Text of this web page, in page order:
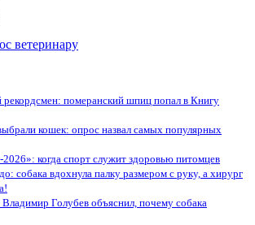
ветеринару
померанский шпиц попал в Книгу
кошек: опрос назвал самых популярных
когда спорт служит здоровью питомцев
собака вдохнула палку размером с руку, а хирург
Голубев объяснил, почему собака